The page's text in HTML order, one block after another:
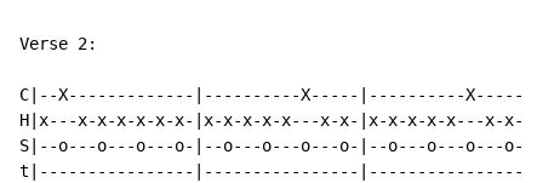
Verse 2:
C|--X-------------|----------X-----|----------X-----
H|x---x-x-x-x-x-x-|x-x-x-x-x---x-x-|x-x-x-x-x---x-
S|--o---o---o---o-|--o---o---o---o-|--o---o---o---
t|----------------|----------------|----------------